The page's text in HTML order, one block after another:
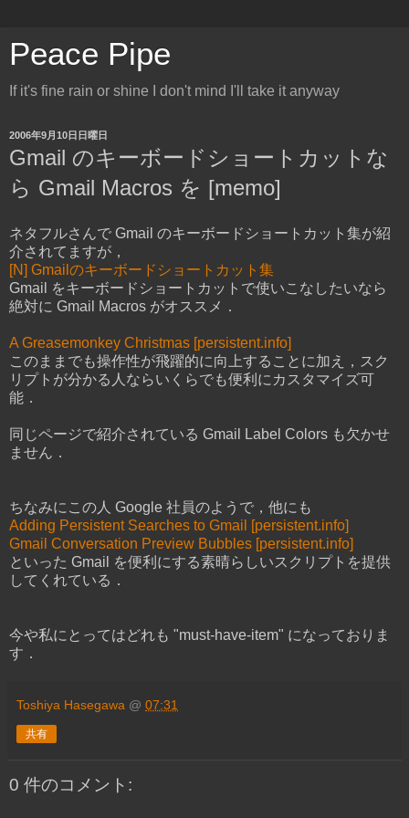
Peace Pipe
If it's fine rain or shine I don't mind I'll take it anyway
2006年9月10日日曜日
Gmail のキーボードショートカットな
ら Gmail Macros を [memo]
ネタフルさんで Gmail のキーボードショートカット集が紹
介されてますが，
[N] Gmailのキーボードショートカット集
Gmail をキーボードショートカットで使いこなしたいなら
絶対に Gmail Macros がオススメ．
A Greasemonkey Christmas [persistent.info]
このままでも操作性が飛躍的に向上することに加え，スク
リプトが分かる人ならいくらでも便利にカスタマイズ可
能．
同じページで紹介されている Gmail Label Colors も欠かせ
ません．
ちなみにこの人 Google 社員のようで，他にも
Adding Persistent Searches to Gmail [persistent.info]
Gmail Conversation Preview Bubbles [persistent.info]
といった Gmail を便利にする素晴らしいスクリプトを提供
してくれている．
今や私にとってはどれも "must-have-item" になっておりま
す．
Toshiya Hasegawa @ 07:31
共有
0 件のコメント: